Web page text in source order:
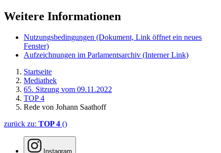
Weitere Informationen
Nutzungsbedingungen (Dokument, Link öffnet ein neues
Fenster)
Aufzeichnungen im Parlamentsarchiv (Interner Link)
Startseite
Mediathek
65. Sitzung vom 09.11.2022
TOP 4
Rede von Johann Saathoff
zurück zu: TOP 4 ()
Instagram